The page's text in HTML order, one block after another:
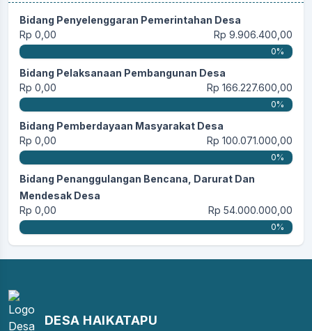
Bidang Penyelenggaran Pemerintahan Desa
Rp 0,00
Rp 9.906.400,00
0%
Bidang Pelaksanaan Pembangunan Desa
Rp 0,00
Rp 166.227.600,00
0%
Bidang Pemberdayaan Masyarakat Desa
Rp 0,00
Rp 100.071.000,00
0%
Bidang Penanggulangan Bencana, Darurat Dan
Mendesak Desa
Rp 0,00
Rp 54.000.000,00
0%
DESA HAIKATAPU